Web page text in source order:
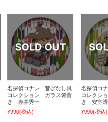
名探偵コナン 昔ばなし風
コレクション ガラス箸置
き 赤井秀一
¥990(税込)
名探偵コ
コレクシ
き 安室透
¥990(税込)